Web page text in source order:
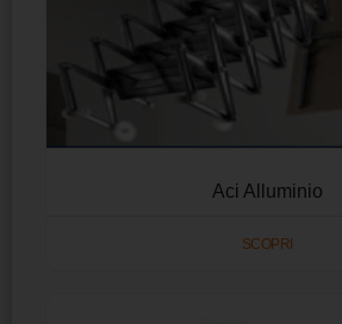
Aci Alluminio
SCOPRI